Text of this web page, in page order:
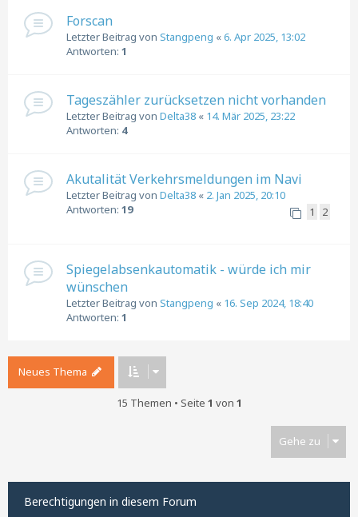
Forscan
Letzter Beitrag von Stangpeng «6. Apr 2025, 13:02
Antworten: 1
Tageszähler zurücksetzen nicht vorhanden
Letzter Beitrag von Delta38 « 14. Mär 2025, 23:22
Antworten: 4
Akutalität Verkehrsmeldungen im Navi
Letzter Beitrag von Delta38 « 2. Jan 2025, 20:10
Antworten: 19 1 2
Spiegelabsenkautomatik - würde ich mir
wünschen
Letzter Beitrag von Stangpeng « 16. Sep 2024, 18:40
Antworten: 1
Neues Thema
15 Themen • Seite 1 von 1
Gehe zu
Berechtigungen in diesem Forum